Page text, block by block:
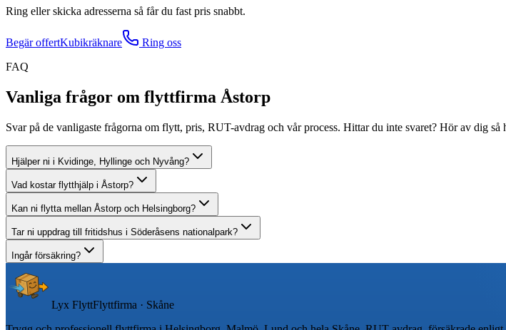
Ring eller skicka adresserna så får du fast pris snabbt.
Begär offertKubikräknare
Ring oss
FAQ
Vanliga frågor om flyttfirma Åstorp
Svar på de vanligaste frågorna om flytt, pris, RUT-avdrag och vår process. Hittar du inte svaret? Hör av dig så
Hjälper ni i Kvidinge, Hyllinge och Nyvång?
Vad kostar flytthjälp i Åstorp?
Kan ni flytta mellan Åstorp och Helsingborg?
Tar ni uppdrag till fritidshus i Söderåsens nationalpark?
Ingår försäkring?
Lyx FlyttFlyttfirma · Skåne